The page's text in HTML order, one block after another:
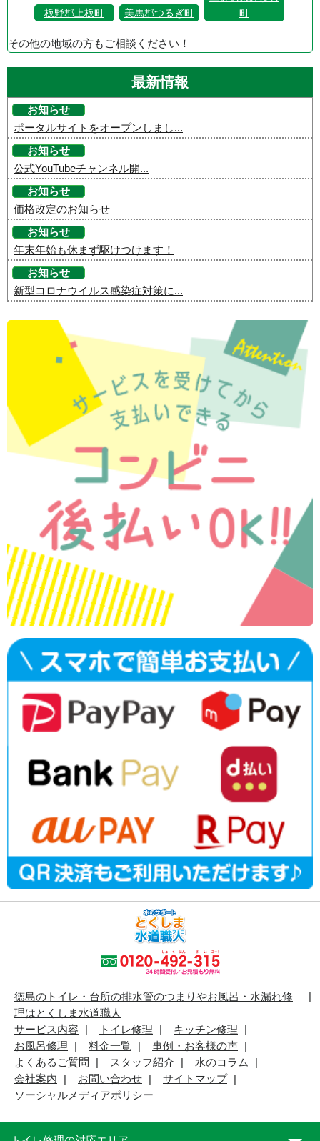
板野郡上板町 美馬郡つるぎ町
町
その他の地域の方もご相談ください！
最新情報
お知らせ
ポータルサイトをオープンしまし...
お知らせ
公式YouTubeチャンネル開...
お知らせ
価格改定のお知らせ
お知らせ
年末年始も休まず駆けつけます！
お知らせ
新型コロナウイルス感染症対策に...
徳島のトイレ・台所の排水管のつまりやお風呂・水漏れ修
理はとくしま水道職人
サービス内容
トイレ修理
キッチン修理
お風呂修理
料金一覧
事例・お客様の声
よくあるご質問
スタッフ紹介
水のコラム
会社案内
お問い合わせ
サイトマップ
ソーシャルメディアポリシー